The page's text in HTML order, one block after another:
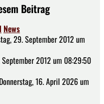
Beitrag
News
29. September 2012 um
September 2012 um 08:29:50
Donnerstag, 16. April 2026 um